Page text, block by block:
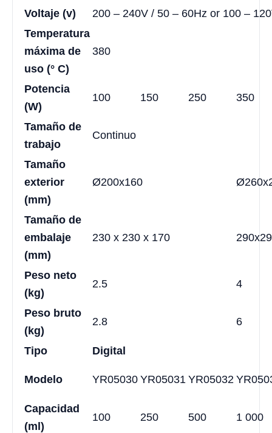
Voltaje (v)
200 – 240V / 50 – 60Hz or 100 –
Temperatura
máxima de
uso (° C)
380
Potencia
(W)
100 150 250 350
Tamaño de
trabajo
Continuo
Tamaño
exterior
(mm)
Ø200x160
Tamaño de
embalaje
(mm)
230 x 230 x 170
Peso neto
(kg)
2.5 4
Peso bruto
(kg)
2.8 6
Tipo Digital
Modelo YR05030 YR05031 YR05032
Capacidad
(ml)
100 250 500 1 000